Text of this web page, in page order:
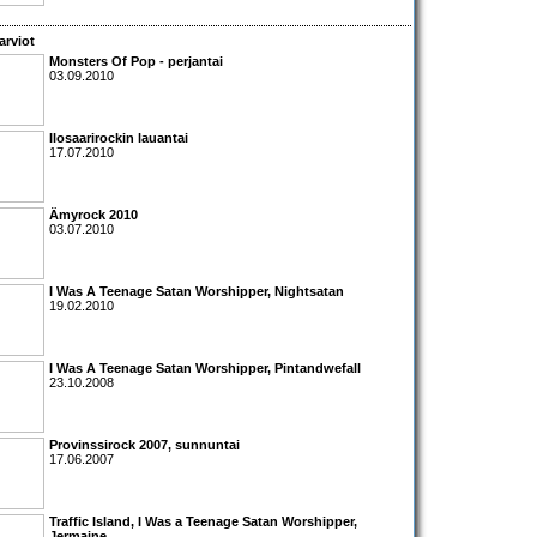
Monsters Of Pop - perjantai
03.09.2010
Ilosaarirockin lauantai
17.07.2010
Ämyrock 2010
03.07.2010
I Was A Teenage Satan Worshipper, Nightsatan
19.02.2010
I Was A Teenage Satan Worshipper, Pintandwefall
23.10.2008
Provinssirock 2007, sunnuntai
17.06.2007
Traffic Island, I Was a Teenage Satan Worshipper,